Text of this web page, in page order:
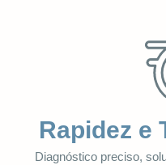
Rapidez e
Diagnóstico preciso,